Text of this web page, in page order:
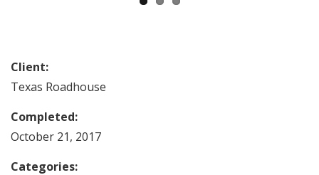
Client:
Texas Roadhouse
Completed:
October 21, 2017
Categories: